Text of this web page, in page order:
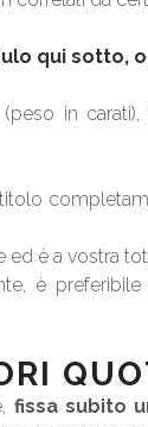
qui sotto,
in carati),
è a vostra
è
fissa subito